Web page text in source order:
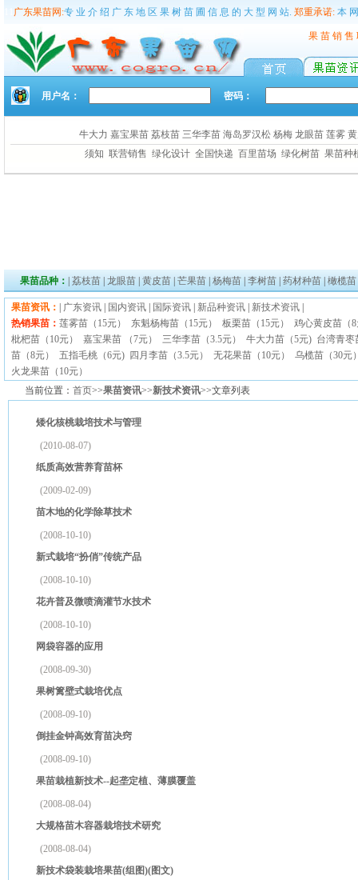
广东果苗网:专 业 介 绍 广 东 地 区 果 树 苗 圃 信 息 的 大 型 网 站. 郑重承诺: 本
果 苗 销 售
用户名： 密码：
牛大力 嘉宝果苗 荔枝苗 三华李苗 海岛罗汉松 杨梅 龙眼苗 莲雾
须知 联营销售 绿化设计 全国快递 百里苗场 绿化树苗 果苗
果苗品种： 荔枝苗| 龙眼苗| 黄皮苗| 芒果苗| 杨梅苗| 李树苗| 药材种苗| 橄榄苗
果苗资讯： 广东资讯 国内资讯 国际资讯 新品种资讯 新技术资讯
热销果苗： 莲雾苗（15元） 东魁杨梅苗（15元） 板栗苗（15元） 鸡心黄皮苗（
枇杷苗（10元） 嘉宝果苗 （7元） 三华李苗（3.5元） 牛大力苗（5元) 台湾青
苗（8元） 五指毛桃（6元) 四月李苗（3.5元） 无花果苗（10元） 乌榄苗（30
火龙果苗（10元）
当前位置： 首页>>果苗资讯>>新技术资讯>>文章列表
矮化核桃栽培技术与管理
(2010-08-07)
纸质高效营养育苗杯
(2009-02-09)
苗木地的化学除草技术
(2008-10-10)
新式栽培“扮俏”传统产品
(2008-10-10)
花卉普及微喷滴灌节水技术
(2008-10-10)
网袋容器的应用
(2008-09-30)
果树篱壁式栽培优点
(2008-09-10)
倒挂金钟高效育苗决窍
(2008-09-10)
果苗栽植新技术--起垄定植、薄膜覆盖
(2008-08-04)
大规格苗木容器栽培技术研究
(2008-08-04)
新技术袋装栽培果苗(组图)(图文)